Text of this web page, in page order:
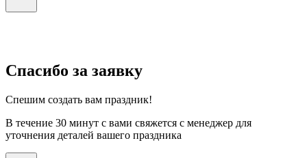
Спасибо за заявку
Спешим создать вам праздник!
В течение 30 минут с вами свяжется с менеджер для
уточнения деталей вашего праздника